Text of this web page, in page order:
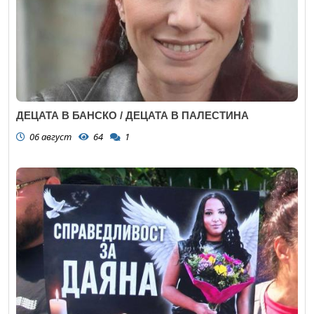
ДЕЦАТА В БАНСКО / ДЕЦАТА В ПАЛЕСТИНА
06 август 64 1